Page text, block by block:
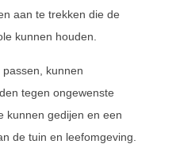
aan te trekken die de
kunnen houden.
kunnen
tegen ongewenste
kunnen gedijen en een
de tuin en leefomgeving.